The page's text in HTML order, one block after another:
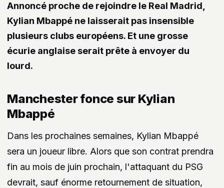
Annoncé proche de rejoindre le Real Madrid,
Kylian Mbappé ne laisserait pas insensible
plusieurs clubs européens. Et une grosse
écurie anglaise serait prête à envoyer du
lourd.
Manchester fonce sur Kylian
Mbappé
Dans les prochaines semaines, Kylian Mbappé
sera un joueur libre. Alors que son contrat prendra
fin au mois de juin prochain, l'attaquant du PSG
devrait, sauf énorme retournement de situation,